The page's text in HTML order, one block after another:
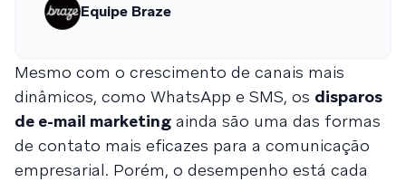
Equipe Braze
Mesmo com o crescimento de canais mais
dinâmicos, como WhatsApp e SMS, os disparos
de e-mail marketing ainda são uma das formas
de contato mais eficazes para a comunicação
empresarial. Porém, o desempenho está cada